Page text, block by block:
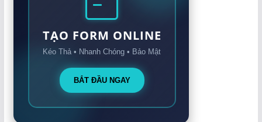
TẠO FORM ONLINE
Kéo Thả • Nhanh Chóng • Bảo Mật
BẮT ĐẦU NGAY